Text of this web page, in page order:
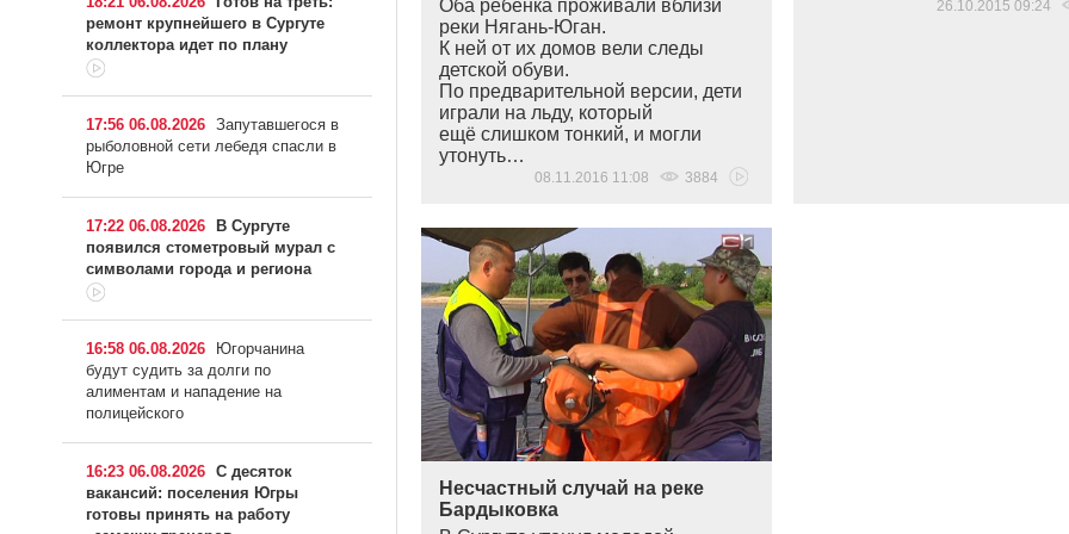
Оба ребенка проживали вблизи
реки Нягань-Юган.
К ней от их домов вели следы
детской обуви.
По предварительной версии, дети
играли на льду, который
ещё слишком тонкий, и могли
утонуть…
08.11.2016 11:08 3884
26.10.2015 09:24
Несчастный случай на реке
Бардыковка
ремонт крупнейшего в Сургуте
коллектора идет по плану
17:56 06.08.2026 Запутавшегося в
рыболовной сети лебедя спасли в
Югре
17:22 06.08.2026
В Сургуте
появился стометровый мурал с
символами города и региона
16:58 06.08.2026
Югорчанина
будут судить за долги по
алиментам и нападение на
полицейского
16:23 06.08.2026 С десяток
вакансий: поселения Югры
готовы принять на работу